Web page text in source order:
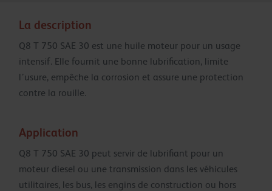
La description
Q8 T 750 SAE 30 est une huile moteur pour un usage
intensif. Elle fournit une bonne lubrification, limite
l’usure, empêche la corrosion et assure une protection
contre la rouille.
Application
Q8 T 750 SAE 30 peut servir de lubrifiant pour un
moteur diesel ou une transmission dans les véhicules
utilitaires, les bus, les engins de construction ou hors